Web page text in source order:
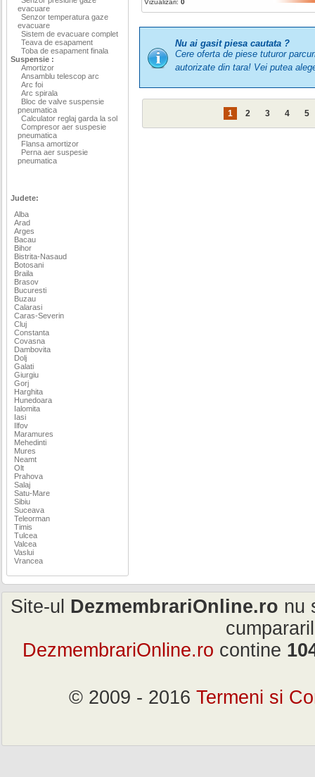
evacuare
Senzor temperatura gaze
evacuare
Sistem de evacuare complet
Teava de esapament
Toba de esapament finala
Suspensie :
Amortizor
Ansamblu telescop arc
Arc foi
Arc spirala
Bloc de valve suspensie
pneumatica
Calculator reglaj garda la sol
Compresor aer suspesie
pneumatica
Flansa amortizor
Perna aer suspesie
pneumatica
Judete:
Alba
Arad
Arges
Bacau
Bihor
Bistrita-Nasaud
Botosani
Braila
Brasov
Bucuresti
Buzau
Calarasi
Caras-Severin
Cluj
Constanta
Covasna
Dambovita
Dolj
Galati
Giurgiu
Gorj
Harghita
Hunedoara
Ialomita
Iasi
Ilfov
Maramures
Mehedinti
Mures
Neamt
Olt
Prahova
Salaj
Satu-Mare
Sibiu
Suceava
Teleorman
Timis
Tulcea
Valcea
Vaslui
Vrancea
Nu ai gasit piesa cautata ?
Cere oferta de piese tuturor
autorizate din tara! Vei putea
1 2 3 4 5
Site-ul DezmembrariOnline.ro nu
DezmembrariOnline.ro contine
© 2009 - 2016 Termeni si